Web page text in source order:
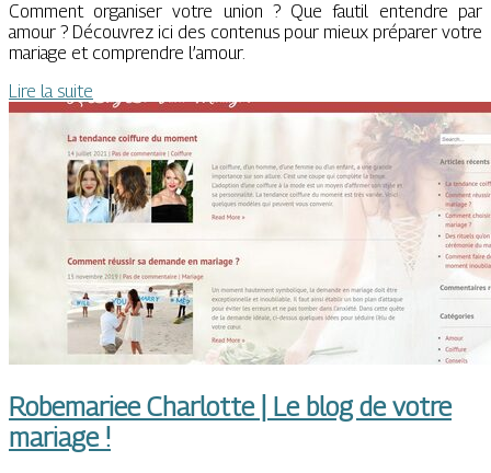
Comment organiser votre union ? Que fautil entendre par
amour ? Découvrez ici des contenus pour mieux préparer votre
mariage et comprendre l’amour.
Lire la suite
Robemariee Charlotte | Le blog de votre
mariage !